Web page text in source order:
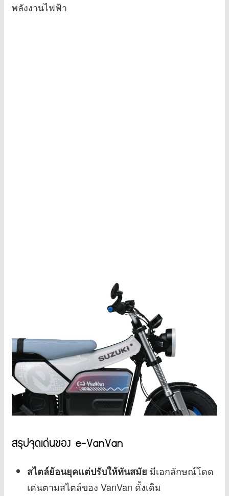
พลังงานไฟฟ้า
สรุปจุดเด่นของ e-VanVan
สไตล์ย้อนยุคแต่ปรับให้ทันสมัย มีเอกลักษณ์โดด
เด่นตามสไตล์ของ VanVan ดั้งเดิม